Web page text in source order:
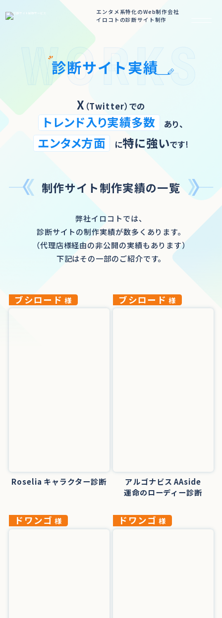
エンタメ系特化のWeb制作会社
イロコトの診断サイト制作
WORKS
診断サイト実績
X （Twitter）での
トレンド入り実績多数 あり、
エンタメ方面 に特に強いです!
制作サイト制作実績の一覧
弊社イロコトでは、
診断サイトの制作実績が数多くあります。
（代理店様経由の非公開の実績もあります）
下記はその一部のご紹介です。
ブシロード 様
Roselia キャラクター診断
ブシロード 様
アルゴナビス AAside
運命のローディー診断
ドワンゴ 様 ドワンゴ 様